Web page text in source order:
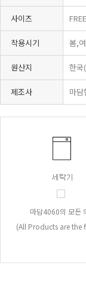
사이즈 FREE
착용시기 봄,
원산지 한
제조사 마담
마담4060의 모든
(All Products are